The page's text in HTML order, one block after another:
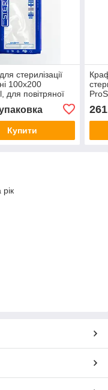
стерилізації
100х200
для повітряної
Купити
261